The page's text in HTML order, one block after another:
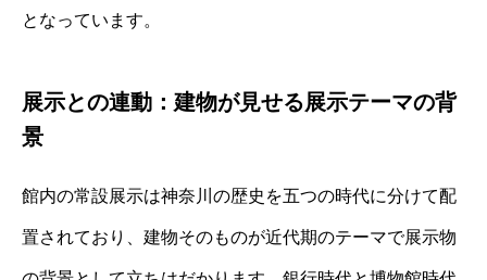
となっています。
展示との連動：建物が見せる展示テーマの背
景
館内の常設展示は神奈川の歴史を五つの時代に分けて配
置されており、建物そのものが近代期のテーマで展示物